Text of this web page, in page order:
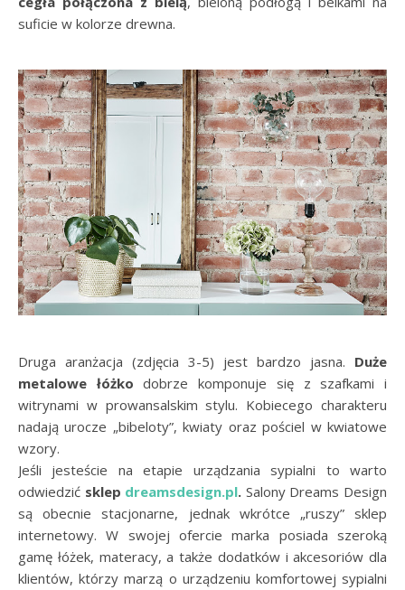
suficie w kolorze drewna.
Druga aranżacja (zdjęcia 3-5) jest bardzo jasna. Duże
metalowe łóżko dobrze komponuje się z szafkami i
witrynami w prowansalskim stylu. Kobiecego charakteru
nadają urocze „bibeloty”, kwiaty oraz pościel w kwiatowe
wzory.
Jeśli jesteście na etapie urządzania sypialni to warto
odwiedzić sklep dreamsdesign.pl. Salony Dreams Design
są obecnie stacjonarne, jednak wkrótce „ruszy” sklep
internetowy. W swojej ofercie marka posiada szeroką
gamę łóżek, materacy, a także dodatków i akcesoriów dla
klientów, którzy marzą o urządzeniu komfortowej sypialni